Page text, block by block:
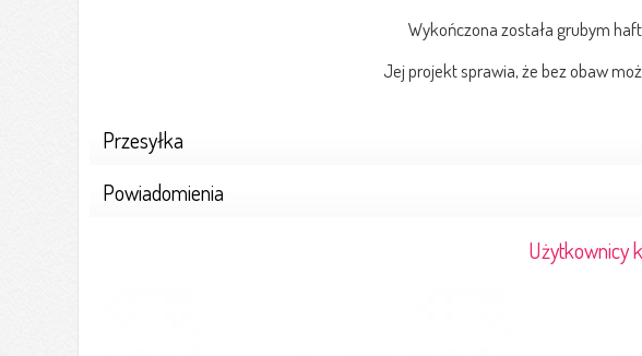
Wykończona została grubym
Jej projekt sprawia, że bez obaw
Przesyłka
Powiadomienia
Użytkownicy